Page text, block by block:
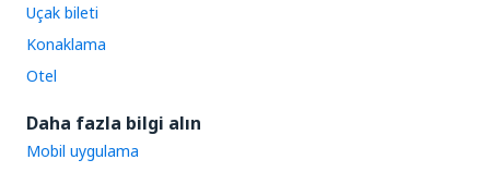
Uçak bileti
Konaklama
Otel
Daha fazla bilgi alın
Mobil uygulama